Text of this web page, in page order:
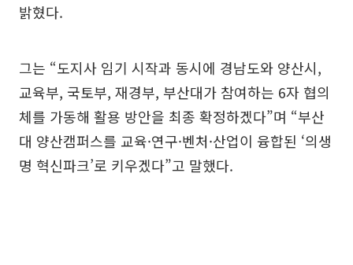
밝혔다.
그는 “도지사 임기 시작과 동시에 경남도와 양산시,
교육부, 국토부, 재경부, 부산대가 참여하는 6자 협의
체를 가동해 활용 방안을 최종 확정하겠다”며 “부산
대 양산캠퍼스를 교육·연구·벤처·산업이 융합된 ‘의생
명 혁신파크’로 키우겠다”고 말했다.